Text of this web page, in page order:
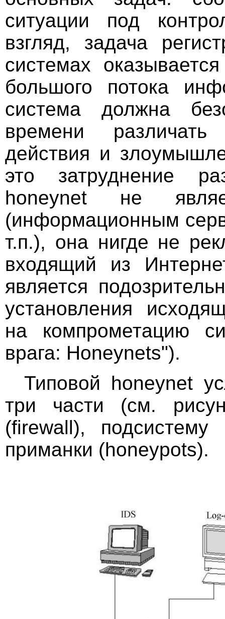
ситуации под
взгляд, задача
системах
большого потока
система должна
времени
действия и
это затруднение
honeynet не
(информационным
т.п.), она нигде не
входящий из
является
установления
на компрометацию
врага: Honeynets").
Типовой honeynet
три части (см.
(firewall), подсистему
приманки (honeypots).